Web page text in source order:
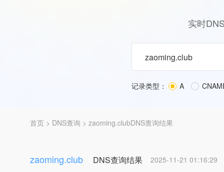
实时
记录类型： A
首页 > DNS查询 > zaoming.clubDNS查询结果
zaoming.club DNS查询结果 2025-11-21 01:16:29